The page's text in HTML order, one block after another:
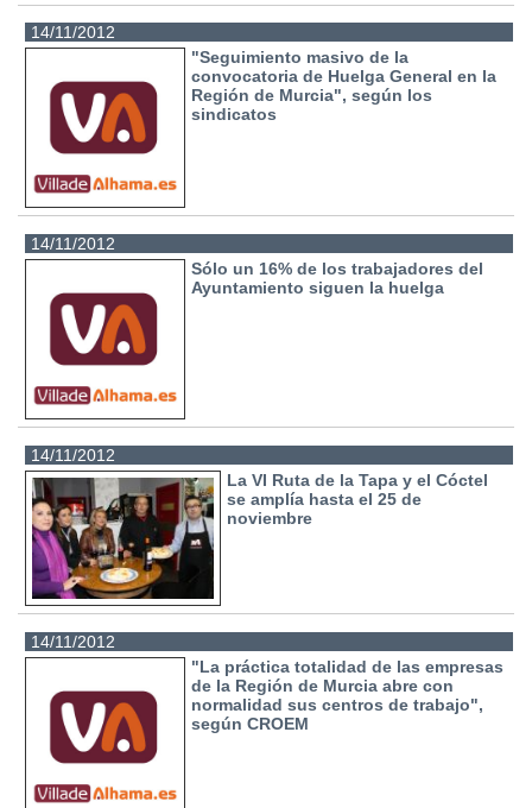
14/11/2012
"Seguimiento masivo de la
convocatoria de Huelga General en la
Región de Murcia", según los
sindicatos
14/11/2012
Sólo un 16% de los trabajadores del
Ayuntamiento siguen la huelga
14/11/2012
La VI Ruta de la Tapa y el Cóctel
se amplía hasta el 25 de
noviembre
14/11/2012
"La práctica totalidad de las empresas
de la Región de Murcia abre con
normalidad sus centros de trabajo",
según CROEM